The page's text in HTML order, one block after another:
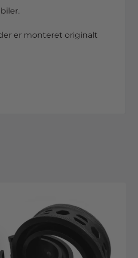
er monteret originalt